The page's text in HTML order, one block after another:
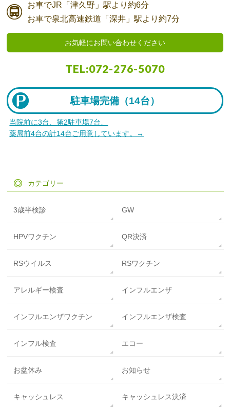
お車でJR「津久野」駅より約6分
お車で泉北高速鉄道「深井」駅より約7分
お気軽にお問い合わせください
TEL:072-276-5070
駐車場完備（14台）
当院前に3台、第2駐車場7台、
薬局前4台の計14台ご用意しています。→
カテゴリー
3歳半検診 GW
HPVワクチン QR決済
RSウイルス RSワクチン
アレルギー検査 インフルエンザ
インフルエンザワクチン インフルエンザ検査
インフル検査 エコー
お盆休み お知らせ
キャッシュレス キャッシュレス決済